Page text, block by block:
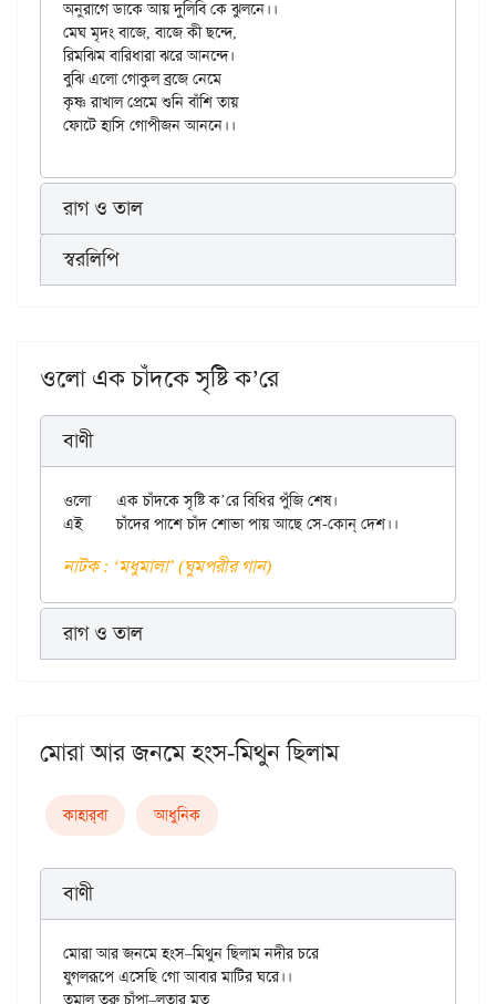
অনুরাগে ডাকে আয় দুলিবি কে ঝুলনে।।
মেঘ মৃদং বাজে, বাজে কী ছন্দে,
রিমঝিম বারিধারা ঝরে আনন্দে।
বুঝি এলো গোকুল ব্রজে নেমে
কৃষ্ণ রাখাল প্রেমে শুনি বাঁশি তায়
রাগ ও তাল
স্বরলিপি
ওলো এক চাঁদকে সৃষ্টি ক’রে
বাণী
ওলো	এক চাঁদকে সৃষ্টি ক’রে বিধির পুঁজি শেষ।
নাটক : ‘মধুমালা’ (ঘুমপরীর গান)
রাগ ও তাল
মোরা আর জনমে হংস-মিথুন ছিলাম
কাহার্‌বা আধুনিক
বাণী
মোরা আর জনমে হংস–মিথুন ছিলাম নদীর চরে
যুগলরূপে এসেছি গো আবার মাটির ঘরে।।
তমাল তরু চাঁপা–লতার মত